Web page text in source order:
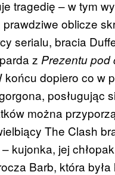
tragedię – w tym
oblicze
serialu, bracia
z Prezentu pod
końcu dopiero co w
, posługując
można
The Clash
kujonka, jej
Barb, która